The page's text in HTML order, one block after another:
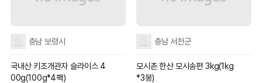
충남 보령시
국내산 키조개관자 슬라이스 4
00g(100g*4팩)
충남 서천군
모시촌 한산 모시송편 3kg(1kg
*3봉)